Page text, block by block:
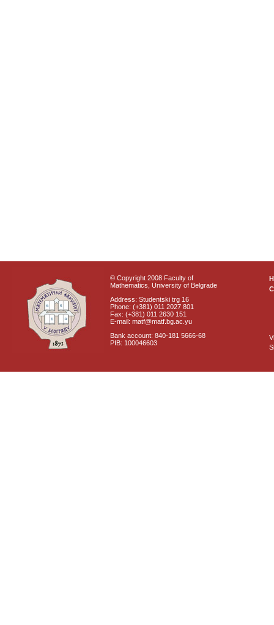
© Copyright 2008 Faculty of
Mathematics, University of Belgrade
Address: Studentski trg 16
Phone: (+381) 011 2027 801
Fax: (+381) 011 2630 151
E-mail: matf@matf.bg.ac.yu
Bank account: 840-181 5666-68
PIB: 100046603